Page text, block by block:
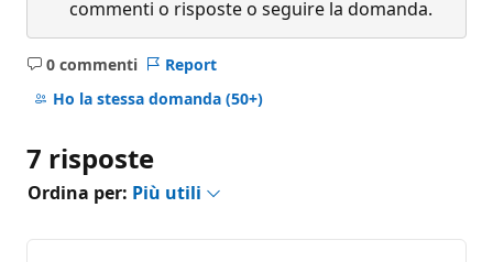
commenti o risposte o seguire la domanda.
0 commenti
Nessun
commento
Report
Ho la stessa domanda (50+)
7 risposte
Ordina per: Più utili